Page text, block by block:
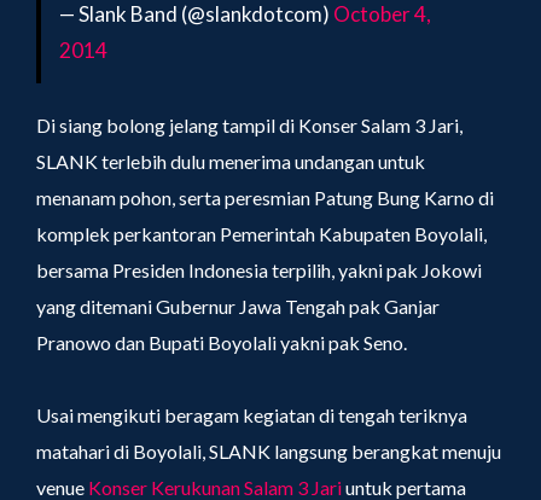
— Slank Band (@slankdotcom) October 4,
2014
Di siang bolong jelang tampil di Konser Salam 3 Jari,
SLANK terlebih dulu menerima undangan untuk
menanam pohon, serta peresmian Patung Bung Karno di
komplek perkantoran Pemerintah Kabupaten Boyolali,
bersama Presiden Indonesia terpilih, yakni pak Jokowi
yang ditemani Gubernur Jawa Tengah pak Ganjar
Pranowo dan Bupati Boyolali yakni pak Seno.
Usai mengikuti beragam kegiatan di tengah teriknya
matahari di Boyolali, SLANK langsung berangkat menuju
venue Konser Kerukunan Salam 3 Jariuntuk pertama